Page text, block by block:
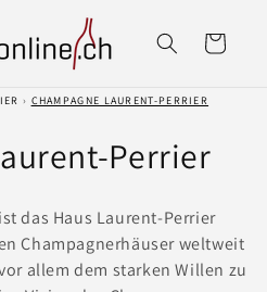
Warenkorb
› CHAMPAGNE LAURENT-PERRIER
Perrier
das Haus Laurent-Perrier
Champagnerhäuser weltweit
allem dem starken Willen zu